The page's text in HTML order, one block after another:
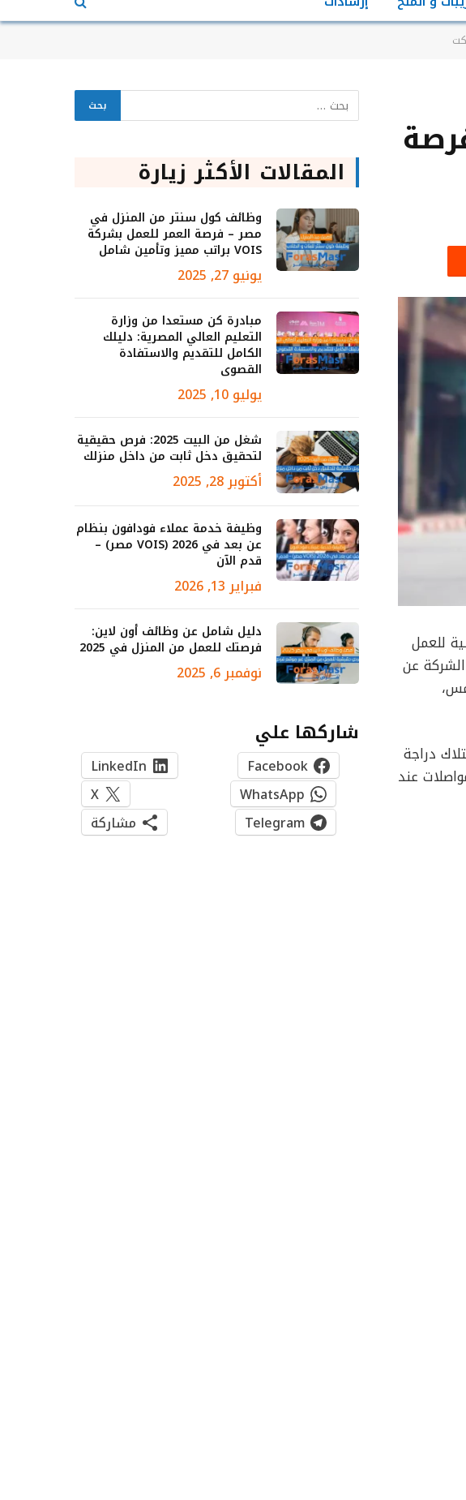
للعمل
عن
18 وحتى 45 عامًا، بشرط امتلاك دراجة
عند
المقالات الأكثر زيارة
وظائف كول سنتر من المنزل في
مصر – فرصة العمر للعمل بشركة
VOIS براتب مميز وتأمين شامل
يونيو 27, 2025
مبادرة كن مستعدا من وزارة
التعليم العالي المصرية: دليلك
الكامل للتقديم والاستفادة
القصوى
يوليو 10, 2025
شغل من البيت 2025: فرص حقيقية
لتحقيق دخل ثابت من داخل منزلك
أكتوبر 28, 2025
وظيفة خدمة عملاء فودافون بنظام
عن بعد في 2026 (VOIS مصر) –
قدم الآن
فبراير 13, 2026
دليل شامل عن وظائف أون لاين:
فرصتك للعمل من المنزل في 2025
نوفمبر 6, 2025
شاركها علي
Facebook
LinkedIn
WhatsApp
X
Telegram
مشاركة